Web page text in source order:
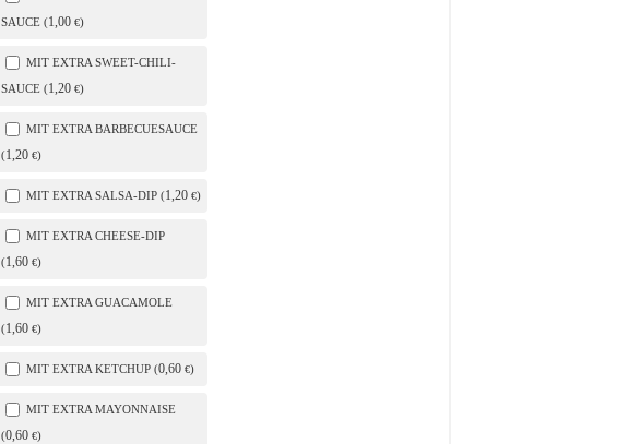
SAUCE (1,00 €)
MIT EXTRA SWEET-CHILI-
SAUCE (1,20 €)
MIT EXTRA BARBECUESAUCE
(1,20 €)
MIT EXTRA SALSA-DIP (1,20 €)
MIT EXTRA CHEESE-DIP
(1,60 €)
MIT EXTRA GUACAMOLE
(1,60 €)
MIT EXTRA KETCHUP (0,60 €)
MIT EXTRA MAYONNAISE
(0,60 €)